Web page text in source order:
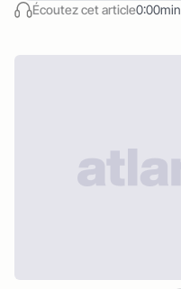
Écoutez cet article0:00min